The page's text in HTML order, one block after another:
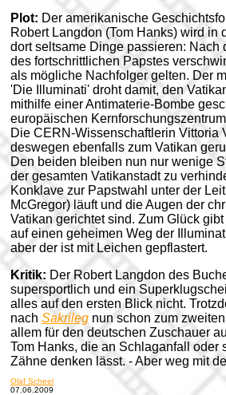
Plot: Der amerikanische
Robert Langdon (Tom Hanks) wird in
dort seltsame Dinge passieren: Nach
des fortschrittlichen Papstes
als mögliche Nachfolger gelten. Der
'Die Illuminati' droht damit, den
mithilfe einer Antimaterie-Bombe
europäischen
Die CERN-Wissenschaftlerin Vittoria
deswegen ebenfalls zum Vatikan
Den beiden bleiben nun nur wenige
der gesamten Vatikanstadt zu
Konklave zur Papstwahl unter der
McGregor) läuft und die Augen der
Vatikan gerichtet sind. Zum Glück
auf einen geheimen Weg der
aber der ist mit Leichen gepflastert.
Kritik: Der Robert Langdon des
supersportlich und ein
alles auf den ersten Blick nicht.
nach Sakrileg nun schon zum
allem für den deutschen Zuschauer
Tom Hanks, die an Schlaganfall oder
Zähne denken lässt. - Aber weg mit
Olaf Scheel
07.06.2009